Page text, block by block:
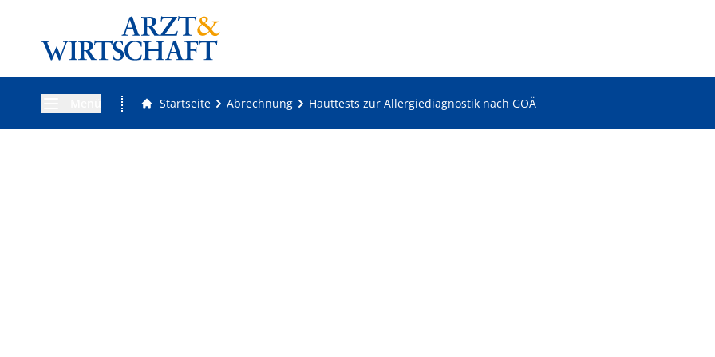
Startseite Abrechnung Hauttests zur Allergiediagnostik nach GOÄ